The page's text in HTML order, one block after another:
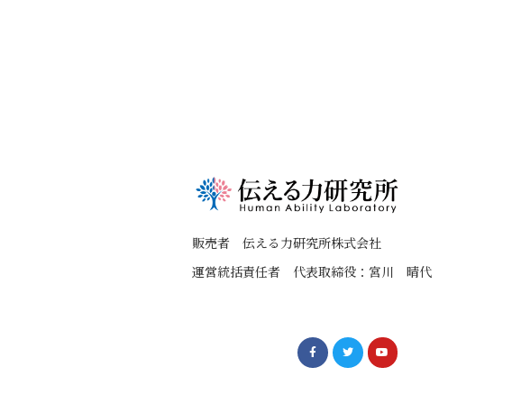
販売者 伝える力研究所株式会社
運営統括責任者 代表取締役：宮川 晴代